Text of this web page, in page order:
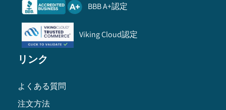
BBB A+認定
Viking Cloud認定
リンク
よくある質問
注文方法